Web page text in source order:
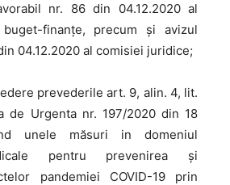
nr. 86 din 04.12.2020 al
finanțe, precum și avizul
04.12.2020 al comisiei juridice;
prevederile art. 9, alin. 4, lit.
de Urgenta nr. 197/2020 din 18
unele măsuri in domeniul
pentru prevenirea și
pandemiei COVID-19 prin